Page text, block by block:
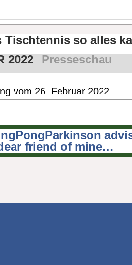
Zusammenschluss von
ehrenamtlich um
Tischtennis so alles
2022
Presseschau
vom 26. Februar 2022
friend of mine…